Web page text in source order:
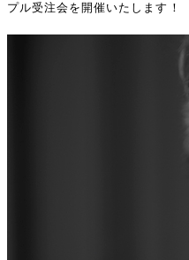
プル受注会を開催いたします！